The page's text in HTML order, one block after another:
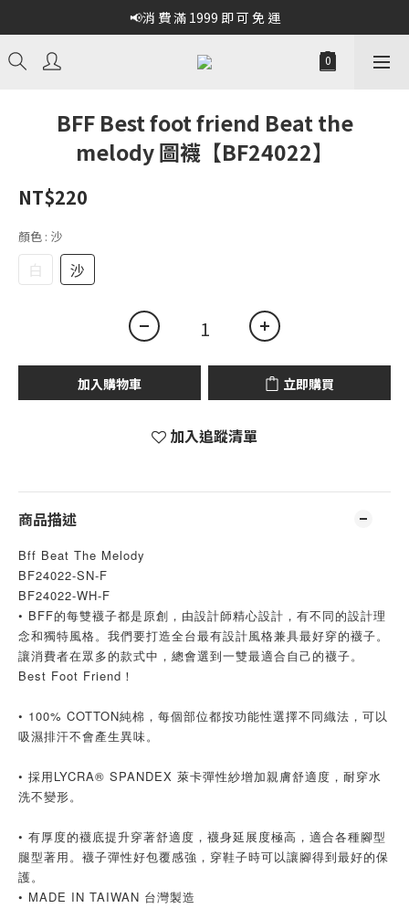
📢消 費 滿 1999 即 可 免 運
BFF Best foot friend Beat the
melody 圖襪【BF24022】
NT$220
顏色 : 沙
白 沙
加入購物車 立即購買
加入追蹤清單
商品描述
Bff Beat The Melody
BF24022-SN-F
BF24022-WH-F
• BFF的每雙襪子都是原創，由設計師精心設計，有不同的設計理
念和獨特風格。我們要打造全台最有設計風格兼具最好穿的襪子。
讓消費者在眾多的款式中，總會選到一雙最適合自己的襪子。
Best Foot Friend！
• 100% COTTON純棉，每個部位都按功能性選擇不同織法，可以
吸濕排汗不會產生異味。
• 採用LYCRA® SPANDEX 萊卡彈性紗增加親膚舒適度，耐穿水
洗不變形。
• 有厚度的襪底提升穿著舒適度，襪身延展度極高，適合各種腳型
腿型著用。襪子彈性好包覆感強，穿鞋子時可以讓腳得到最好的保
護。
• MADE IN TAIWAN 台灣製造